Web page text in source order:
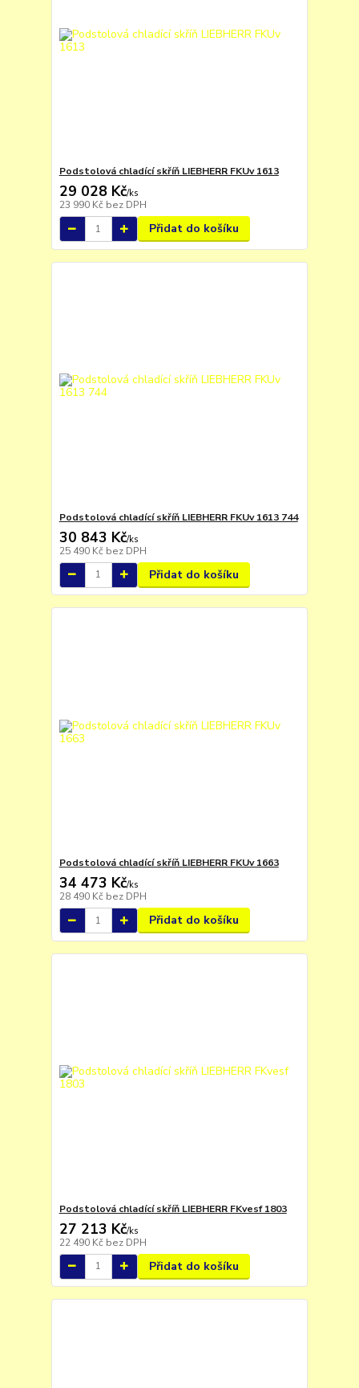
Podstolová chladící skříň LIEBHERR FKUv 1613
29 028 Kč/ks
23 990 Kč bez DPH
Přidat do košíku
Podstolová chladící skříň LIEBHERR FKUv 1613 744
30 843 Kč/ks
25 490 Kč bez DPH
Přidat do košíku
Podstolová chladící skříň LIEBHERR FKUv 1663
34 473 Kč/ks
28 490 Kč bez DPH
Přidat do košíku
Podstolová chladící skříň LIEBHERR FKvesf 1803
27 213 Kč/ks
22 490 Kč bez DPH
Přidat do košíku